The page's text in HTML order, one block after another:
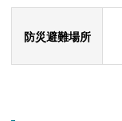
防災避難場所